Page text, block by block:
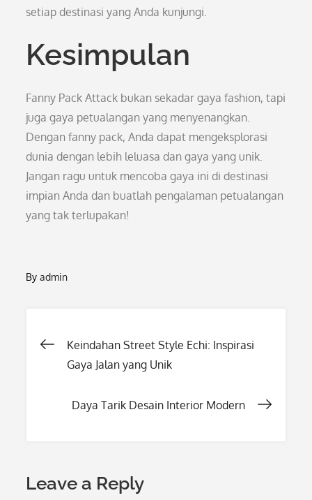
setiap destinasi yang Anda kunjungi.
Kesimpulan
Fanny Pack Attack bukan sekadar gaya fashion, tapi
juga gaya petualangan yang menyenangkan.
Dengan fanny pack, Anda dapat mengeksplorasi
dunia dengan lebih leluasa dan gaya yang unik.
Jangan ragu untuk mencoba gaya ini di destinasi
impian Anda dan buatlah pengalaman petualangan
yang tak terlupakan!
Byadmin
Post
Keindahan Street Style Echi: Inspirasi
Gaya Jalan yang Unik
Daya Tarik Desain Interior Modern
Leave a Reply